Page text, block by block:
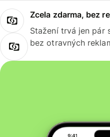
Zcela zdarma, bez
Stažení trvá jen pár
bez otravných